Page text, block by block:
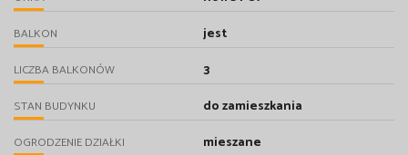
BALKON jest
LICZBA BALKONÓW 3
STAN BUDYNKU do zamieszkania
OGRODZENIE DZIAŁKI mieszane